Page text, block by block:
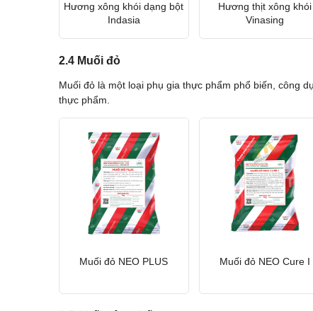
Hương xông khói dạng bột
Indasia
Hương thịt xông khói
Vinasing
2.4 Muối đỏ
Muối đỏ là một loại phụ gia thực phẩm phổ biến, công
thực phẩm.
Muối đỏ NEO PLUS Muối đỏ NEO Cure I